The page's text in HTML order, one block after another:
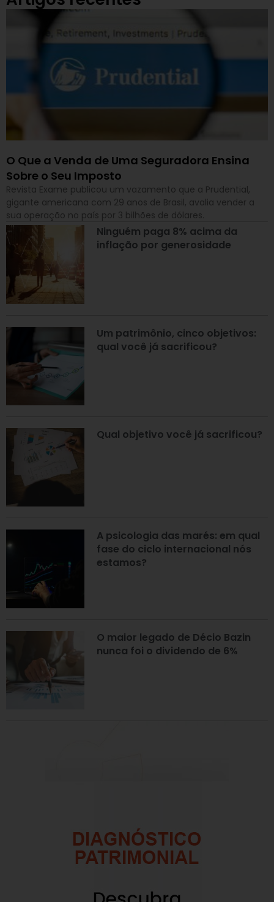
O Que a Venda de Uma Seguradora Ensina
Sobre o Seu Imposto
Revista Exame publicou um vazamento que a Prudential,
gigante americana com 29 anos de Brasil, avalia vender a
sua operação no país por 3 bilhões de dólares.
Ninguém paga 8% acima da
inflação por generosidade
Um patrimônio, cinco objetivos:
qual você já sacrificou?
Qual objetivo você já sacrificou?
A psicologia das marés: em qual
fase do ciclo internacional nós
estamos?
O maior legado de Décio Bazin
nunca foi o dividendo de 6%